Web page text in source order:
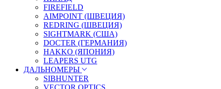
FIREFIELD
AIMPOINT (ШВЕЦИЯ)
REDRING (ШВЕЦИЯ)
SIGHTMARK (США)
DOCTER (ГЕРМАНИЯ)
HAKKO (ЯПОНИЯ)
LEAPERS UTG
ДАЛЬНОМЕРЫ
SIBHUNTER
VECTOR OPTICS